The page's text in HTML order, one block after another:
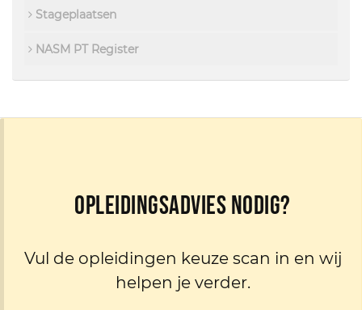
Stageplaatsen
NASM PT Register
Opleidingsadvies nodig?
Vul de opleidingen keuze scan in en wij
helpen je verder.